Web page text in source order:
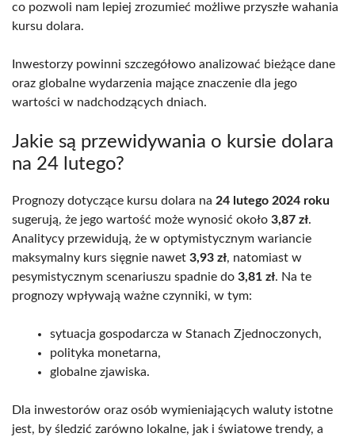
co pozwoli nam lepiej zrozumieć możliwe przyszłe wahania
kursu dolara.
Inwestorzy powinni szczegółowo analizować bieżące dane
oraz globalne wydarzenia mające znaczenie dla jego
wartości w nadchodzących dniach.
Jakie są przewidywania o kursie dolara
na 24 lutego?
Prognozy dotyczące kursu dolara na 24 lutego 2024 roku
sugerują, że jego wartość może wynosić około 3,87 zł.
Analitycy przewidują, że w optymistycznym wariancie
maksymalny kurs sięgnie nawet 3,93 zł, natomiast w
pesymistycznym scenariuszu spadnie do 3,81 zł. Na te
prognozy wpływają ważne czynniki, w tym:
sytuacja gospodarcza w Stanach Zjednoczonych,
polityka monetarna,
globalne zjawiska.
Dla inwestorów oraz osób wymieniających waluty istotne
jest, by śledzić zarówno lokalne, jak i światowe trendy, a